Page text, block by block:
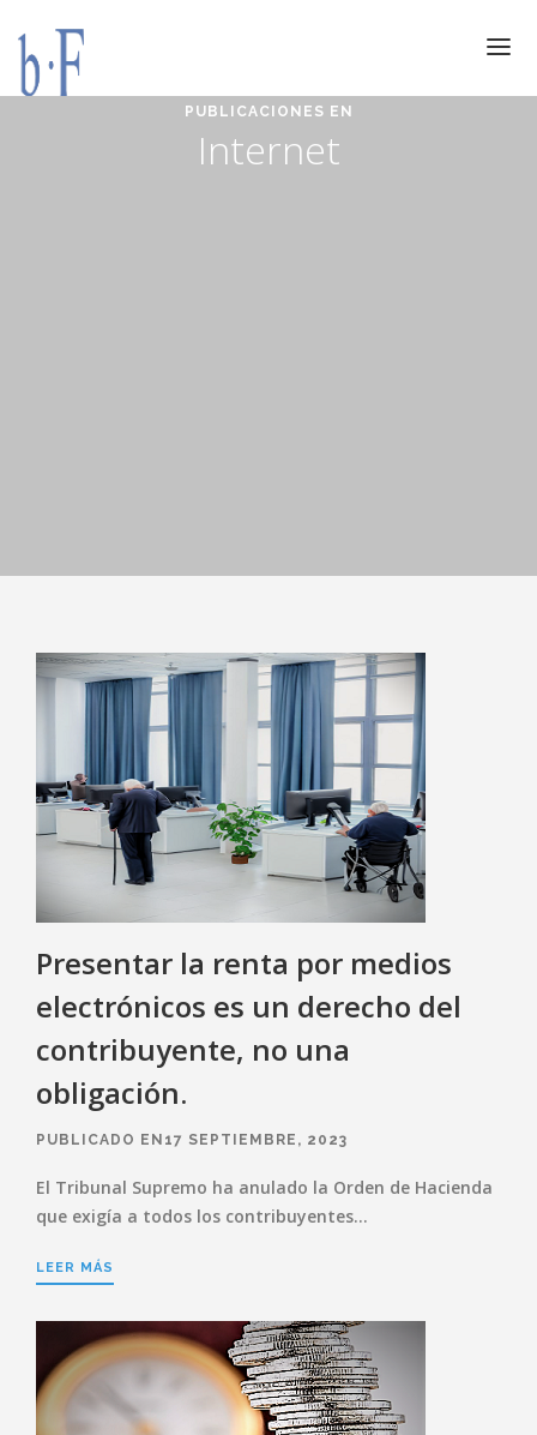
PUBLICACIONES EN
Internet
Presentar la renta por medios
electrónicos es un derecho del
contribuyente, no una
obligación.
PUBLICADO EN17 SEPTIEMBRE, 2023
El Tribunal Supremo ha anulado la Orden de Hacienda
que exigía a todos los contribuyentes…
LEER MÁS